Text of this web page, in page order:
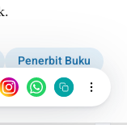
Penerbit Buku
Baru